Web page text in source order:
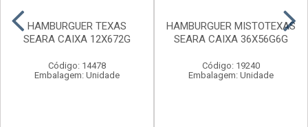
HAMBURGUER TEXAS
SEARA CAIXA 12X672G
Código: 14478
Embalagem: Unidade
HAMBURGUER MISTOTEXAS
SEARA CAIXA 36X56G6G
Código: 19240
Embalagem: Unidade